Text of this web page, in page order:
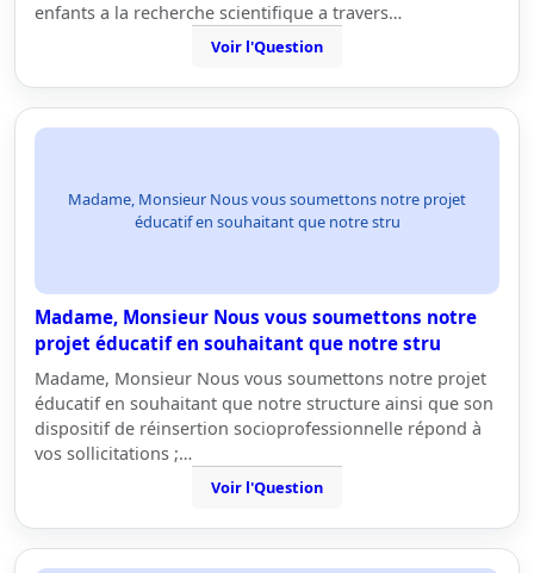
enfants a la recherche scientifique a travers…
Voir l'Question
Madame, Monsieur Nous vous soumettons notre projet
éducatif en souhaitant que notre stru
Madame, Monsieur Nous vous soumettons notre
projet éducatif en souhaitant que notre stru
Madame, Monsieur Nous vous soumettons notre projet
éducatif en souhaitant que notre structure ainsi que son
dispositif de réinsertion socioprofessionnelle répond à
vos sollicitations ;…
Voir l'Question